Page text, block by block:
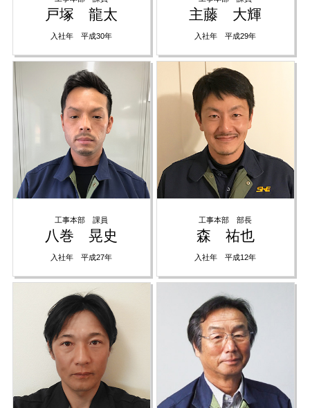
戸塚 龍太
入社年 平成30年
主藤 大輝
入社年 平成29年
工事本部 課員
八巻 晃史
入社年 平成27年
工事本部 部長
森 祐也
入社年 平成12年